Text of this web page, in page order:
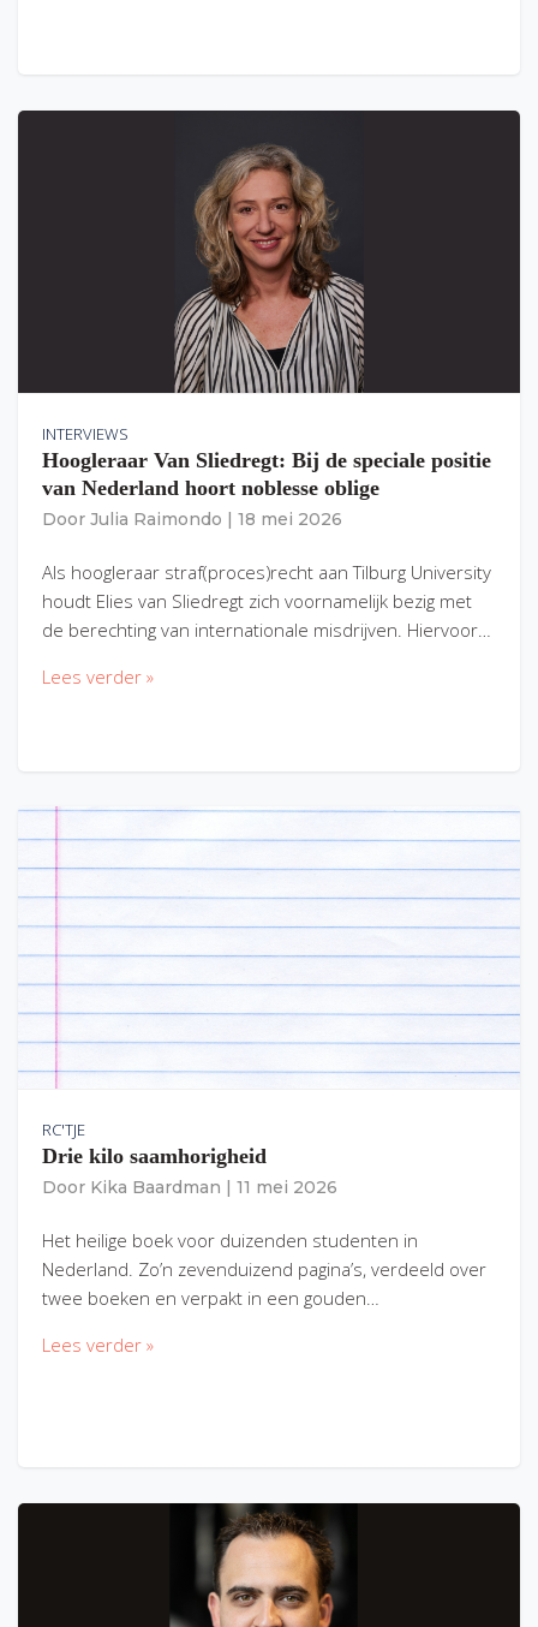
INTERVIEWS
Hoogleraar Van Sliedregt: Bij de speciale positie
van Nederland hoort noblesse oblige
Door Julia Raimondo 18 mei 2026
Als hoogleraar straf(proces)recht aan Tilburg University
houdt Elies van Sliedregt zich voornamelijk bezig met
de berechting van internationale misdrijven. Hiervoor…
Lees verder »
RC'TJE
Drie kilo saamhorigheid
Door Kika Baardman 11 mei 2026
Het heilige boek voor duizenden studenten in
Nederland. Zo’n zevenduizend pagina’s, verdeeld over
twee boeken en verpakt in een gouden…
Lees verder »